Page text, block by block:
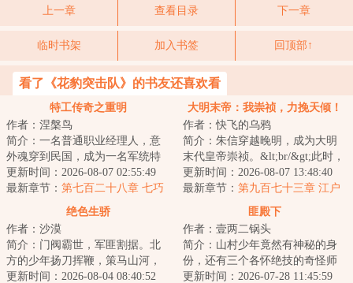
上一章 查看目录 下一章
临时书架 加入书签 回顶部↑
看了《花豹突击队》的书友还喜欢看
特工传奇之重明
作者：涅槃鸟
简介：一名普通职业经理人，意
外魂穿到民国，成为一名军统特
工，没有金手指，凭借前世的信
息，依靠自己的...
更新时间：2026-08-07 02:55:49
最新章节： 第七百二十八章 七巧
大明末帝：我崇祯，力挽天倾！
作者：快飞的乌鸦
简介：朱信穿越晚明，成为大明
末代皇帝崇祯。&lt;br/&gt;此时，
大明王朝经历了两百多年，早已
腐朽不堪，...
更新时间：2026-08-07 13:48:40
最新章节： 第九百七十三章 江户
绝色生骄
作者：沙漠
简介：门阀霸世，军匪割据。北
方的少年扬刀挥鞭，策马山河，
便要为天下寒门布衣劈开一条大
更新时间：2026-08-04 08:40:52
匪殿下
作者：壹两二锅头
简介：山村少年竟然有神秘的身
份，还有三个各怀绝技的奇怪师
父，这少年究竟是谁，他将肩负
更新时间：2026-07-28 11:45:59